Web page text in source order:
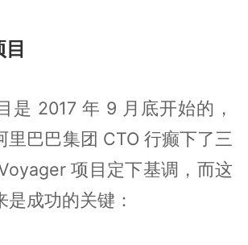
是 2017 年 9 月底开始的，
里巴巴集团 CTO 行癫下了三
项目定下基调，而这
成功的关键：